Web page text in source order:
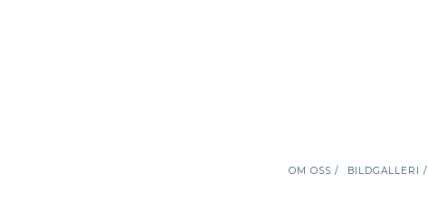
OM OSS / BILDGALLERI /